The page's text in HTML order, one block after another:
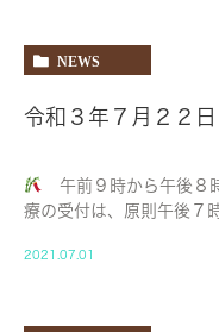
NEWS
令和３年７月２２日
午前９時から午後
療の受付は、原則午
2021.07.01